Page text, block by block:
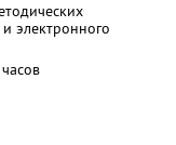
электронного